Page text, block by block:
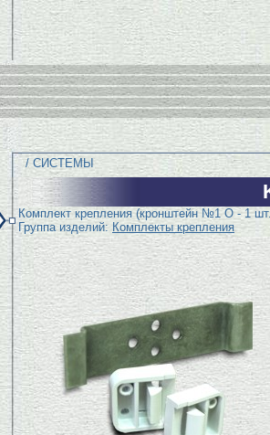
/ СИСТЕМЫ
Комплект крепления (кронштейн №1 О - 1
Группа изделий: Комплекты крепления